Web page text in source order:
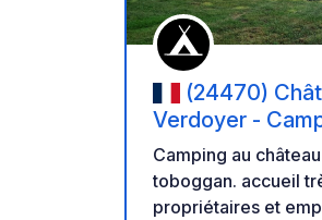
(24470)
Verdoyer -
Camping au
toboggan. accueil
propriétaires et